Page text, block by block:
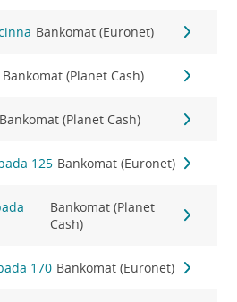
Bankomat (Euronet)
Bankomat (Planet Cash)
Bankomat (Planet Cash)
125 Bankomat (Euronet)
Bankomat (Planet
Cash)
170 Bankomat (Euronet)